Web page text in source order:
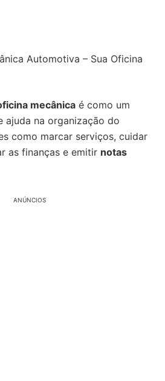
Automotiva – Sua Oficina
mecânica é como um
ajuda na organização do
como marcar serviços, cuidar
as finanças e emitir notas
ANÚNCIOS